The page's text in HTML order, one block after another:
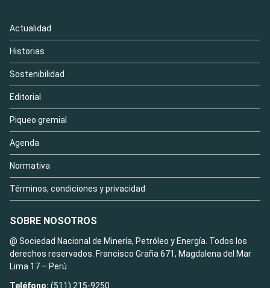
Actualidad
Historias
Sostenibilidad
Editorial
Piqueo gremial
Agenda
Normativa
Términos, condiciones y privacidad
SOBRE NOSOTROS
@ Sociedad Nacional de Minería, Petróleo y Energía. Todos los
derechos reservados. Francisco Graña 671, Magdalena del Mar
Lima 17 – Perú
Teléfono: (511) 215-9250